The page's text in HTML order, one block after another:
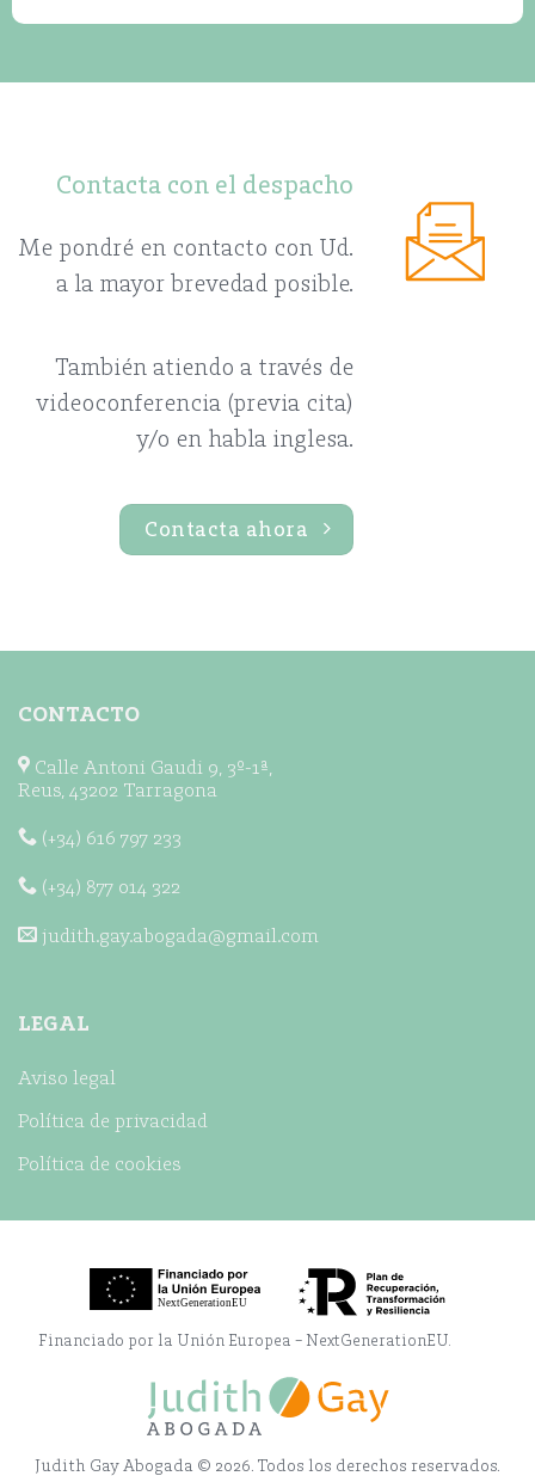
Contacta con el despacho
Me pondré en contacto con Ud.
a la mayor brevedad posible.
También atiendo a través de
videoconferencia (previa cita)
y/o en habla inglesa.
Contacta ahora
CONTACTO
Calle Antoni Gaudi 9, 3º-1ª,
Reus, 43202 Tarragona
(+34) 616 797 233
(+34) 877 014 322
judith.gay.abogada@gmail.com
LEGAL
Aviso legal
Política de privacidad
Política de cookies
Financiado por la Unión Europea – NextGenerationEU.
Judith Gay Abogada © 2026. Todos los derechos reservados.